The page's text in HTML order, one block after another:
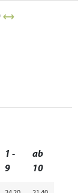
1 -
9
ab
10